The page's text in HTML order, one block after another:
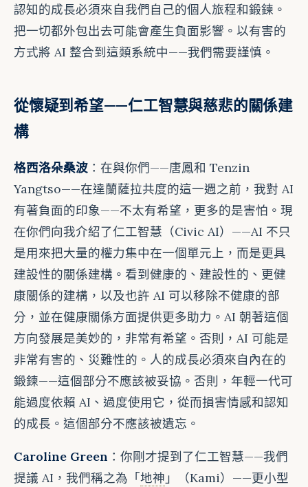
認知的成長必須來自我們自己的個人旅程和鍛鍊。
把一切都外包出去可能會產生負面影響。以有害的
方式將 AI 整合到這類系統中——我們需要謹慎。
從懷疑到希望——仁工智慧與慈悲的關係建
構
格西洛朵桑波 ：在與你們——唐鳳和 Tenzin
Yangtso——在達蘭薩拉共度的這一週之前，我對 AI
有著負面的印象——不太有希望，更多的是害怕。現
在你們向我介紹了仁工智慧（Civic AI）——AI 不只
是用來把大量的權力集中在一個單元上，而是更具
建設性的關係建構。看到健康的、建設性的、更健
康關係的建構，以及也許 AI 可以移除不健康的部
分，並在健康關係方面提供更多助力。AI 朝著這個
方向發展是美妙的，非常有希望。否則，AI 可能是
非常有害的、災難性的。人的成長必須來自內在的
鍛鍊——這個部分不應該被妥協。否則，年輕一代可
能過度依賴 AI、過度使用它，從而損害情感和認知
的成長。這個部分不應該被遺忘。
Caroline Green ：你剛才提到了仁工智慧——我們
提議 AI，我們稱之為「地神 」（Kami）——更小型